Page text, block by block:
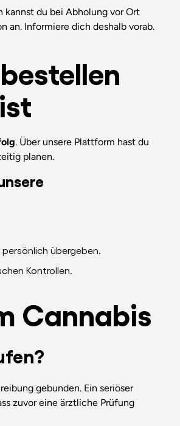
kannst du bei Abholung vor Ort
an. Informiere dich deshalb vorab.
. Über unsere Plattform hast du
planen.
übergeben.
Kontrollen.
Cannabis
gebunden. Ein seriöser
zuvor eine ärztliche Prüfung